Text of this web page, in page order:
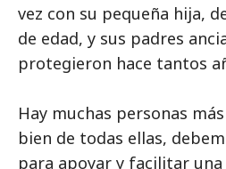
vez con su pequeña hija,
de edad, y sus padres
protegieron hace tantos
Hay muchas personas
bien de todas ellas,
para apoyar y facilitar